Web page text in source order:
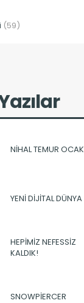
(59)
NIHAL TEMUR OCAK
YENI DIJITAL DÜNYA
HEPIMIZ NEFESSIZ
KALDIK!
SNOWPIERCER